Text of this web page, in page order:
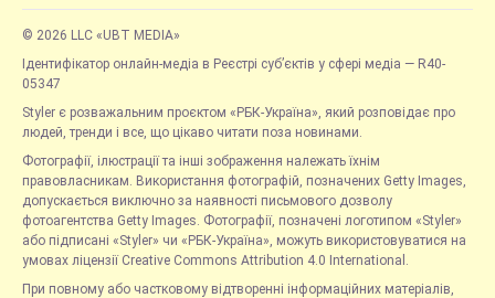
© 2026 LLC «UBT MEDIA»
Ідентифікатор онлайн-медіа в Реєстрі суб’єктів у сфері медіа — R40-
05347
Styler є розважальним проєктом «РБК-Україна», який розповідає про
людей, тренди і все, що цікаво читати поза новинами.
Фотографії, ілюстрації та інші зображення належать їхнім
правовласникам. Використання фотографій, позначених Getty Images,
допускається виключно за наявності письмового дозволу
фотоагентства Getty Images. Фотографії, позначені логотипом «Styler»
або підписані «Styler» чи «РБК-Україна», можуть використовуватися на
умовах ліцензії Creative Commons Attribution 4.0 International.
При повному або частковому відтворенні інформаційних матеріалів,